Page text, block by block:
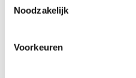
Noodzakelijk
Voorkeuren
onverharde wegen, die
kinderbuggy’s. Het eerste
stukje van de GR5-
door het bosgebied en